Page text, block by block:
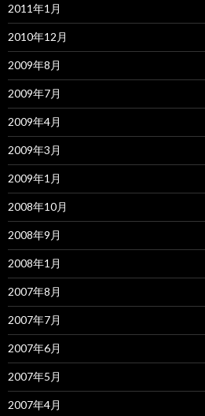
2011年1月
2010年12月
2009年8月
2009年7月
2009年4月
2009年3月
2009年1月
2008年10月
2008年9月
2008年1月
2007年8月
2007年7月
2007年6月
2007年5月
2007年4月